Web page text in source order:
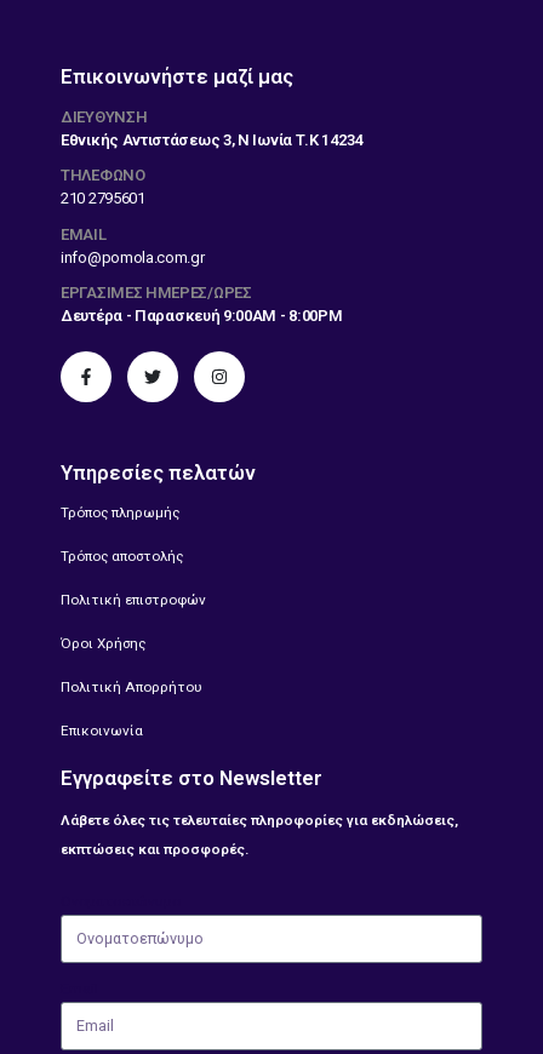
Επικοινωνήστε μαζί μας
ΔΙΕΎΘΥΝΣΗ
Εθνικής Αντιστάσεως 3, Ν Ιωνία Τ.Κ 14234
ΤΗΛΕΦΩΝΟ
210 2795601
EMAIL
info@pomola.com.gr
ΕΡΓΆΣΙΜΕΣ ΗΜΈΡΕΣ/ΏΡΕΣ
Δευτέρα - Παρασκευή 9:00AM - 8:00PM
Υπηρεσίες πελατών
Τρόπος πληρωμής
Τρόπος αποστολής
Πολιτική επιστροφών
Όροι Χρήσης
Πολιτική Απορρήτου
Επικοινωνία
Εγγραφείτε στο Newsletter
Λάβετε όλες τις τελευταίες πληροφορίες για εκδηλώσεις,
εκπτώσεις και προσφορές.